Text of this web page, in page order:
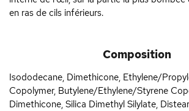
en ras de cils inférieurs.
Composition
Isododecane, Dimethicone, Ethylene/
Copolymer, Butylene/Ethylene/Styrene
Dimethicone, Silica Dimethyl Silylate,